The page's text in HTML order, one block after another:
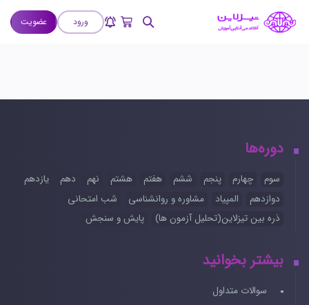
ورود عضویت
دوره‌ها
سوم چهارم پنجم ششم هفتم هشتم نهم دهم
یازدهم
دوازدهم
المپیاد مشاوره و روانشناسی
شب امتحانی
ذره بین تیزلاین(تحلیل آزمون ها)
پایش و سنجش
بیشتر بخوانید
سوالات متداول